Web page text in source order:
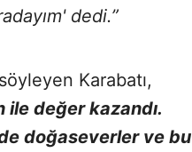
dedi.”
Karabatı,
ile değer kazandı.
doğaseverler ve bu